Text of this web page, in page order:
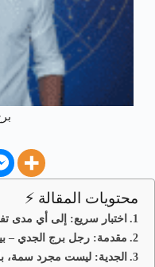
برج 31
محتويات المقالة ⚡
اختبار سريع: إلى أي مدى
مقدمة: رجل برج الجدي –
الجدية: ليست مجرد سمة،